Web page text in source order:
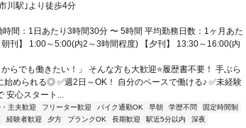
川駅｣より徒歩4分
間：1日あたり3時間30分 〜 5時間 平均勤務日数：1ヶ月あた
刊】 1:00～5:00(内2～3時間程度) 【夕刊】 13:30～16:00(内
らでも働きたい！」 そんな方も大歓迎⭐履歴書不要！ 手ぶら
始められる◎ ✅週2日～OK！ 自分のペースで働ける♪ ✅未経験
安心スタート...
主夫歓迎 フリーター歓迎 バイク通勤OK 早朝 学歴不問
固定時間制
経験者歓迎 夕方 ブランクOK 長期歓迎 駅近5分以内
深夜